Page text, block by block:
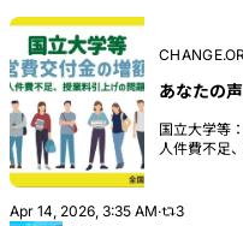
あなたの
国立大学等
人件費不足
Apr 14, 2026, 3:35 AM· 3